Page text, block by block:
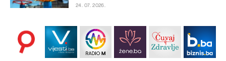
24. 07. 2026.